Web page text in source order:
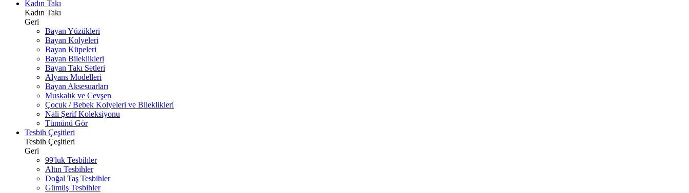
Kadın Takı
Kadın Takı
Geri
Bayan Yüzükleri
Bayan Kolyeleri
Bayan Küpeleri
Bayan Bileklikleri
Bayan Takı Setleri
Alyans Modelleri
Bayan Aksesuarları
Muskalık ve Cevşen
Çocuk / Bebek Kolyeleri ve Bileklikleri
Nali Şerif Koleksiyonu
Tümünü Gör
Tesbih Çeşitleri
Tesbih Çeşitleri
Geri
99'luk Tesbihler
Altın Tesbihler
Doğal Taş Tesbihler
Gümüş Tesbihler